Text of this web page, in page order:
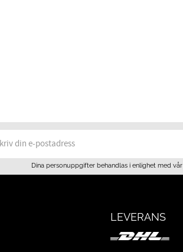
Dina personuppgifter behandlas i enlighet med vår
LEVERANS